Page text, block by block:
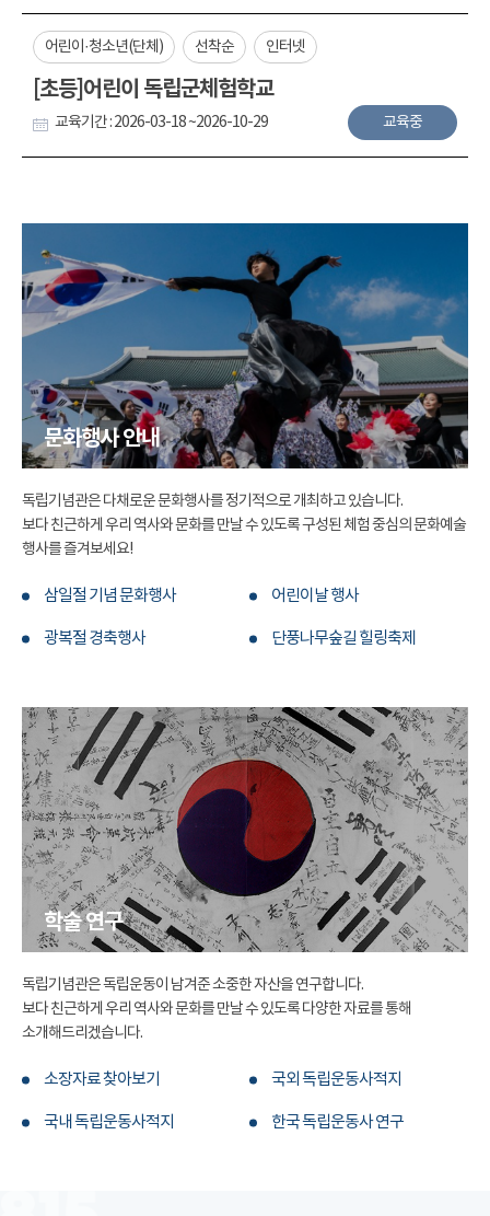
어린이·청소년(단체) 선착순 인터넷
[초등]어린이 독립군체험학교
교육기간 : 2026-03-18 ~2026-10-29 교육중
문화행사 안내
독립기념관은 다채로운 문화행사를 정기적으로 개최하고 있습니다.
보다 친근하게 우리 역사와 문화를 만날 수 있도록 구성된 체험 중심의 문화예술
행사를 즐겨보세요!
삼일절 기념 문화행사 어린이날 행사
광복절 경축행사 단풍나무숲길 힐링축제
학술 연구
독립기념관은 독립운동이 남겨준 소중한 자산을 연구합니다.
보다 친근하게 우리 역사와 문화를 만날 수 있도록 다양한 자료를 통해
소개해드리겠습니다.
소장자료 찾아보기 국외 독립운동사적지
국내 독립운동사적지 한국 독립운동사 연구